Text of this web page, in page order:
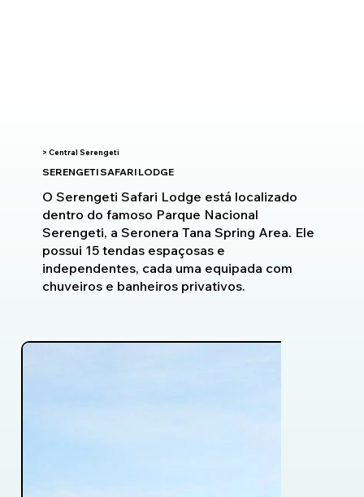
> Central Serengeti
SERENGETI SAFARI LODGE
O Serengeti Safari Lodge está localizado
dentro do famoso Parque Nacional
Serengeti, a Seronera Tana Spring Area. Ele
possui 15 tendas espaçosas e
independentes, cada uma equipada com
chuveiros e banheiros privativos.